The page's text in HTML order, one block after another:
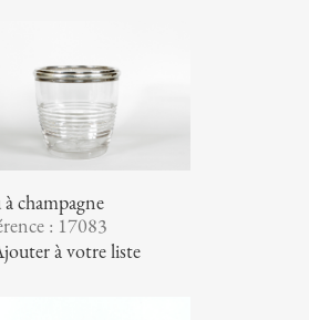
à champagne
: 17083
à votre liste